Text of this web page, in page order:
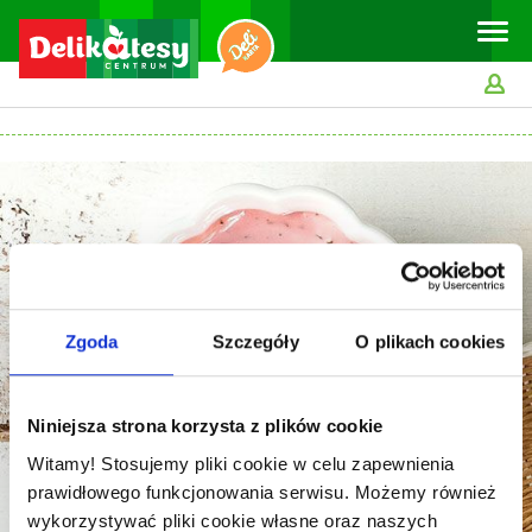
Zgoda Szczegóły O plikach cookies
Niniejsza strona korzysta z plików cookie
Witamy! Stosujemy pliki cookie w celu zapewnienia
prawidłowego funkcjonowania serwisu. Możemy również
wykorzystywać pliki cookie własne oraz naszych
Toggle